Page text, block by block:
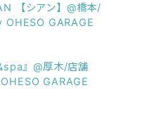
【シアン】@橋本/
OHESO GARAGE
』@厚木/店舗
GARAGE